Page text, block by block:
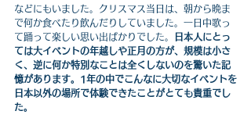
などにもいました。クリスマス当日は、朝から晩ま
で何か食べたり飲んだりしていました。一日中歌っ
て踊って楽しい思い出ばかりでした。
日本人にとっ
ては大イベントの年越しや正月の方が、規模は小さ
く、逆に何か特別なことは全くしないのを驚いた記
憶があります。1年の中でこんなに大切なイベントを
日本以外の場所で体験できたことがとても貴重でし
た。